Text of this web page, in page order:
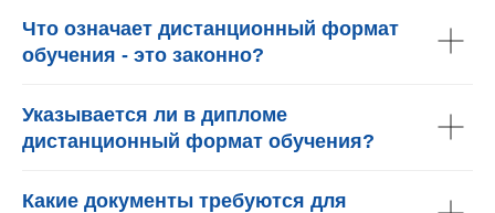
Что означает дистанционный формат
обучения - это законно?
Указывается ли в дипломе
дистанционный формат обучения?
Какие документы требуются для